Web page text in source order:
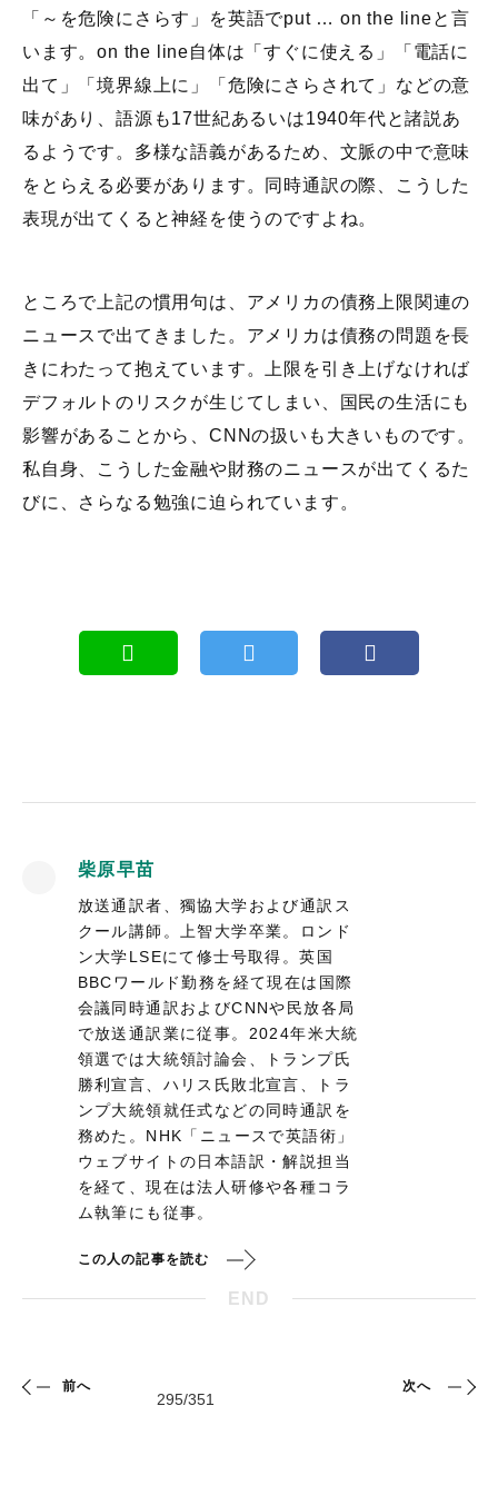
「～を危険にさらす」を英語でput … on the lineと言
います。on the line自体は「すぐに使える」「電話に
出て」「境界線上に」「危険にさらされて」などの意
味があり、語源も17世紀あるいは1940年代と諸説あ
るようです。多様な語義があるため、文脈の中で意味
をとらえる必要があります。同時通訳の際、こうした
表現が出てくると神経を使うのですよね。
ところで上記の慣用句は、アメリカの債務上限関連の
ニュースで出てきました。アメリカは債務の問題を長
きにわたって抱えています。上限を引き上げなければ
デフォルトのリスクが生じてしまい、国民の生活にも
影響があることから、CNNの扱いも大きいものです。
私自身、こうした金融や財務のニュースが出てくるた
びに、さらなる勉強に迫られています。
柴原早苗
放送通訳者、獨協大学および通訳ス
クール講師。上智大学卒業。ロンド
ン大学LSEにて修士号取得。英国
BBCワールド勤務を経て現在は国際
会議同時通訳およびCNNや民放各局
で放送通訳業に従事。2024年米大統
領選では大統領討論会、トランプ氏
勝利宣言、ハリス氏敗北宣言、トラ
ンプ大統領就任式などの同時通訳を
務めた。NHK「ニュースで英語術」
ウェブサイトの日本語訳・解説担当
を経て、現在は法人研修や各種コラ
ム執筆にも従事。
この人の記事を読む
END
前へ 次へ